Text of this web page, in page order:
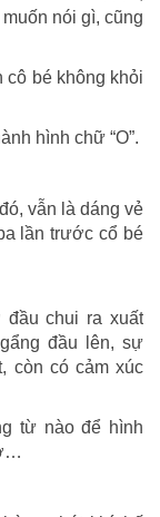
nói gì, cũng
cô bé không khỏi
hình chữ “O”.
vẫn là dáng vẻ
lần trước cổ bé
đầu chui ra xuất
đầu lên, sự
còn có cảm xúc
từ nào để hình